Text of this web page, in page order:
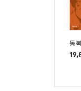
동